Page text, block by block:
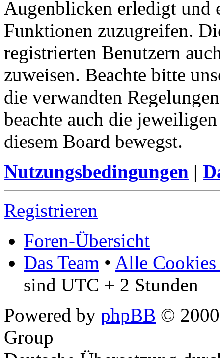
Augenblicken erledigt und
Funktionen zuzugreifen.
registrierten Benutzern
zuweisen. Beachte bitte
die verwandten
beachte auch die
diesem Board bewegst.
Nutzungsbedingungen |
Registrieren
Foren-Übersicht
Das Team • Alle Cookies
sind UTC + 2 Stunden
Powered by phpBB ©
Group